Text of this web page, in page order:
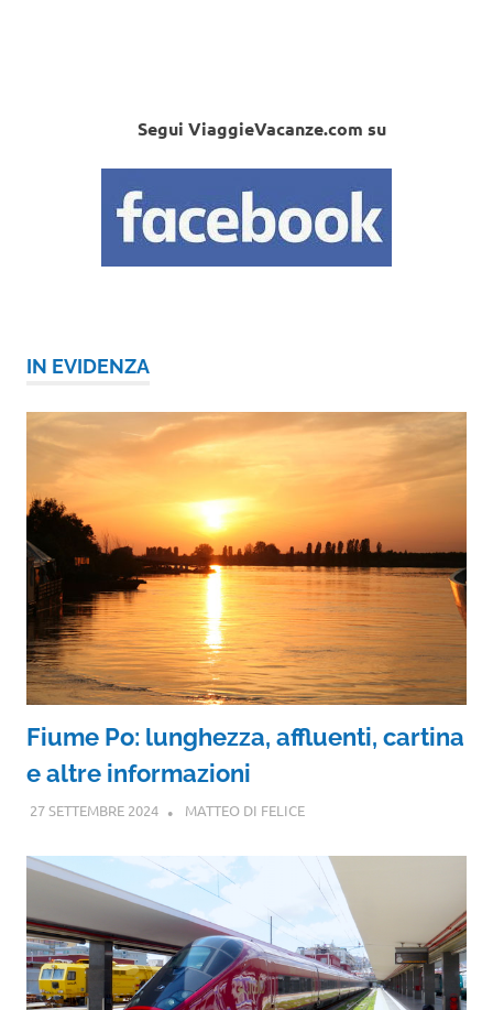
Segui ViaggieVacanze.com su
IN EVIDENZA
Fiume Po: lunghezza, affluenti, cartina
e altre informazioni
27 SETTEMBRE 2024 MATTEO DI FELICE